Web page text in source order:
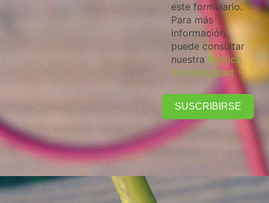
este formulario.
Para más
información
puede consultar
nuestra Política
de privacidad
SUSCRIBIRSE